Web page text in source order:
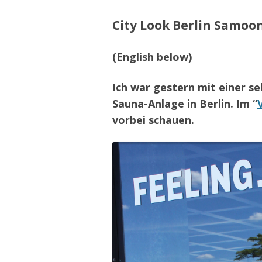
City Look Berlin
(English below)
Ich war gestern mit einer
Sauna-Anlage in Berlin. Im “
vorbei schauen.